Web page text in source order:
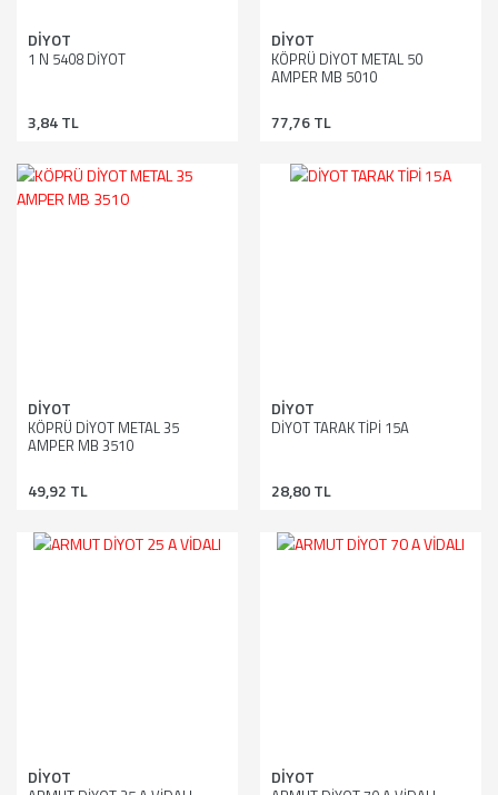
DİYOT
1 N 5408 DİYOT
3,84 TL
DİYOT
KÖPRÜ DİYOT METAL 50
AMPER MB 5010
77,76 TL
DİYOT
KÖPRÜ DİYOT METAL 35
AMPER MB 3510
49,92 TL
DİYOT
DİYOT TARAK TİPİ 15A
28,80 TL
DİYOT DİYOT